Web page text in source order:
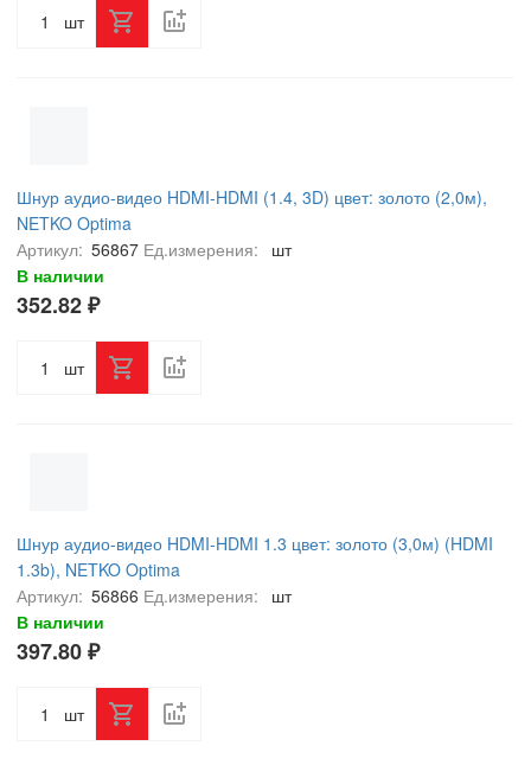
шт
Шнур аудио-видео HDMI-HDMI (1.4, 3D) цвет: золото (2,0м),
NETKO Optima
Артикул: 56867 Ед.измерения:
шт
В наличии
352.82 ₽
шт
Шнур аудио-видео HDMI-HDMI 1.3 цвет: золото (3,0м) (HDMI
1.3b), NETKO Optima
Артикул: 56866 Ед.измерения:
шт
В наличии
397.80 ₽
шт